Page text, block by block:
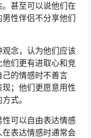
甚至可以说他们在
性伴侣不分享他们
念，认为他们应该
们更有进取心和竞
的情感时不善言
；他们更愿意用性
式。
可以自由表达情感
表达情感时通常会